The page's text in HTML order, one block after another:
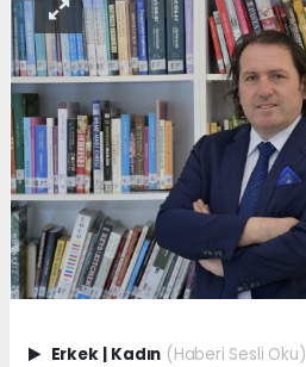
Erkek | Kadın (Haberi Sesli Oku)